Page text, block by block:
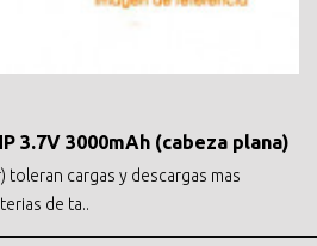
3.7V 3000mAh (cabeza plana)
toleran cargas y descargas mas
de ta..